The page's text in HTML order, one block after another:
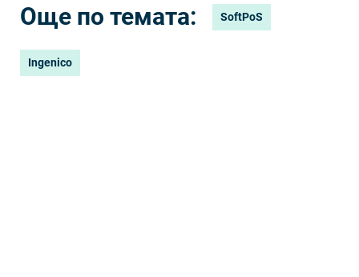
Още по темата: SoftPoS
Ingenico